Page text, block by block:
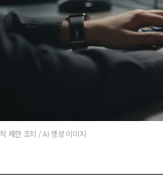
제한 조치 / AI 생성 이미지